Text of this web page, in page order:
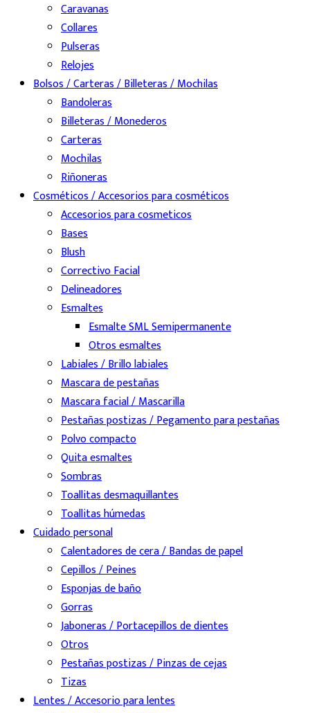
Caravanas
Collares
Pulseras
Relojes
Bolsos / Carteras / Billeteras / Mochilas
Bandoleras
Billeteras / Monederos
Carteras
Mochilas
Riñoneras
Cosméticos / Accesorios para cosméticos
Accesorios para cosmeticos
Bases
Blush
Correctivo Facial
Delineadores
Esmaltes
Esmalte SML Semipermanente
Otros esmaltes
Labiales / Brillo labiales
Mascara de pestañas
Mascara facial / Mascarilla
Pestañas postizas / Pegamento para pestañas
Polvo compacto
Quita esmaltes
Sombras
Toallitas desmaquillantes
Toallitas húmedas
Cuidado personal
Calentadores de cera / Bandas de papel
Cepillos / Peines
Esponjas de baño
Gorras
Jaboneras / Portacepillos de dientes
Otros
Pestañas postizas / Pinzas de cejas
Tizas
Lentes / Accesorio para lentes